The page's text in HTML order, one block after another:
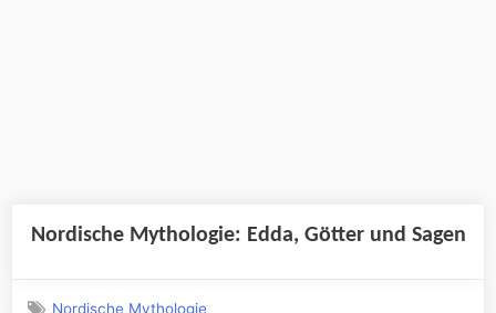
Nordische Mythologie: Edda, Götter und Sagen
Nordische Mythologie